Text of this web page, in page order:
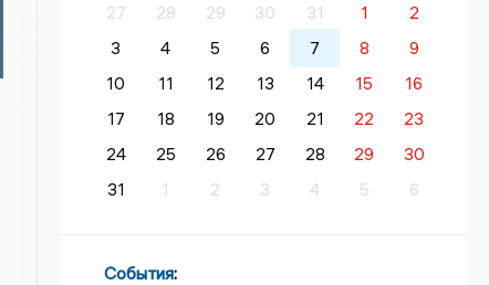
27
28 29 30 31 1
2
3
4 5 6 7 8
9
10
11 12 13 14 15
16
17
18 19 20 21 22
23
24
25 26 27 28 29
30
31
1 2 3 4 5 6
События: